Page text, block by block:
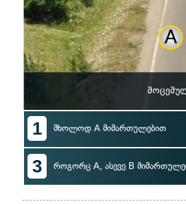
1 მხოლოდ A მიმართულებით
3 როგორც A, ასევე B